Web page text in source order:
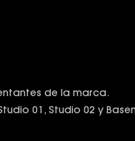
de la marca.
01, Studio 02 y